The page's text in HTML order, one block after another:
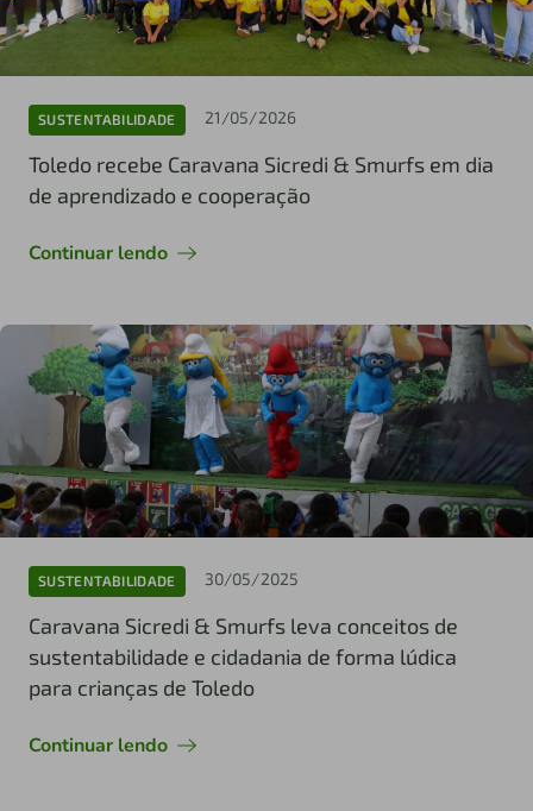
SUSTENTABILIDADE 21/05/2026
Toledo recebe Caravana Sicredi & Smurfs em dia
de aprendizado e cooperação
Continuar lendo
SUSTENTABILIDADE 30/05/2025
Caravana Sicredi & Smurfs leva conceitos de
sustentabilidade e cidadania de forma lúdica
para crianças de Toledo
Continuar lendo